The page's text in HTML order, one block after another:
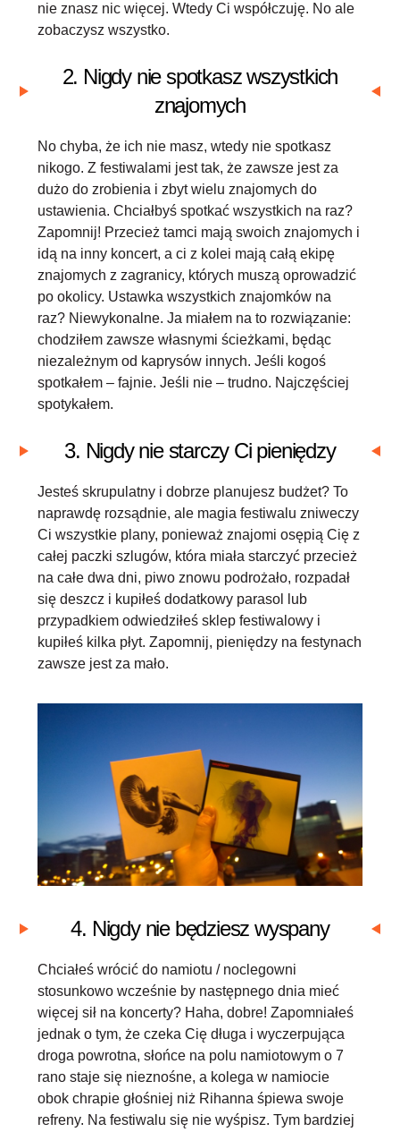
nie znasz nic więcej. Wtedy Ci współczuję. No ale
zobaczysz wszystko.
2. Nigdy nie spotkasz wszystkich
znajomych
No chyba, że ich nie masz, wtedy nie spotkasz
nikogo. Z festiwalami jest tak, że zawsze jest za
dużo do zrobienia i zbyt wielu znajomych do
ustawienia. Chciałbyś spotkać wszystkich na raz?
Zapomnij! Przecież tamci mają swoich znajomych i
idą na inny koncert, a ci z kolei mają całą ekipę
znajomych z zagranicy, których muszą oprowadzić
po okolicy. Ustawka wszystkich znajomków na
raz? Niewykonalne. Ja miałem na to rozwiązanie:
chodziłem zawsze własnymi ścieżkami, będąc
niezależnym od kaprysów innych. Jeśli kogoś
spotkałem – fajnie. Jeśli nie – trudno. Najczęściej
spotykałem.
3. Nigdy nie starczy Ci pieniędzy
Jesteś skrupulatny i dobrze planujesz budżet? To
naprawdę rozsądnie, ale magia festiwalu zniweczy
Ci wszystkie plany, ponieważ znajomi osępią Cię z
całej paczki szlugów, która miała starczyć przecież
na całe dwa dni, piwo znowu podrożało, rozpadał
się deszcz i kupiłeś dodatkowy parasol lub
przypadkiem odwiedziłeś sklep festiwalowy i
kupiłeś kilka płyt. Zapomnij, pieniędzy na festynach
zawsze jest za mało.
4. Nigdy nie będziesz wyspany
Chciałeś wrócić do namiotu / noclegowni
stosunkowo wcześnie by następnego dnia mieć
więcej sił na koncerty? Haha, dobre! Zapomniałeś
jednak o tym, że czeka Cię długa i wyczerpująca
droga powrotna, słońce na polu namiotowym o 7
rano staje się nieznośne, a kolega w namiocie
obok chrapie głośniej niż Rihanna śpiewa swoje
refreny. Na festiwalu się nie wyśpisz. Tym bardziej